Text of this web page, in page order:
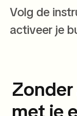
Volg de
activeer je